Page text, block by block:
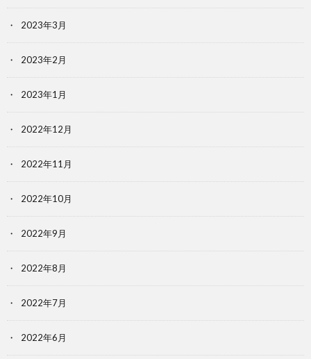
2023年3月
2023年2月
2023年1月
2022年12月
2022年11月
2022年10月
2022年9月
2022年8月
2022年7月
2022年6月